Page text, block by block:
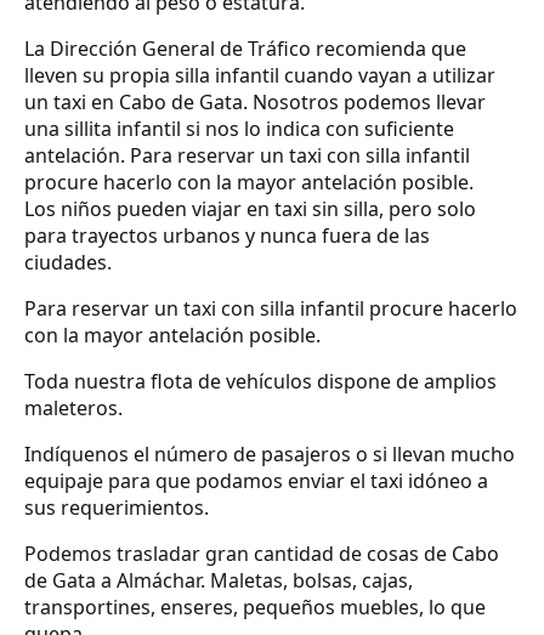
La Dirección General de Tráfico recomienda que
lleven su propia silla infantil cuando vayan a utilizar
un taxi en Cabo de Gata. Nosotros podemos llevar
una sillita infantil si nos lo indica con suficiente
antelación. Para reservar un taxi con silla infantil
procure hacerlo con la mayor antelación posible.
Los niños pueden viajar en taxi sin silla, pero solo
para trayectos urbanos y nunca fuera de las
ciudades.
Para reservar un taxi con silla infantil procure hacerlo
con la mayor antelación posible.
Toda nuestra flota de vehículos dispone de amplios
maleteros.
Indíquenos el número de pasajeros o si llevan mucho
equipaje para que podamos enviar el taxi idóneo a
sus requerimientos.
Podemos trasladar gran cantidad de cosas de Cabo
de Gata a Almáchar. Maletas, bolsas, cajas,
transportines, enseres, pequeños muebles, lo que